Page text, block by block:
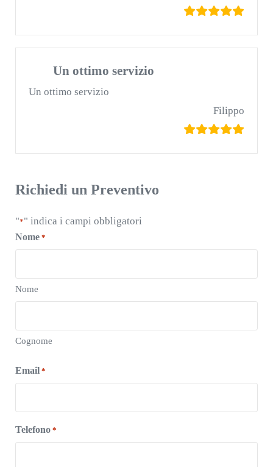
Un ottimo servizio
Un ottimo servizio
Filippo
Richiedi un Preventivo
"*" indica i campi obbligatori
Nome *
Nome
Cognome
Email *
Telefono *